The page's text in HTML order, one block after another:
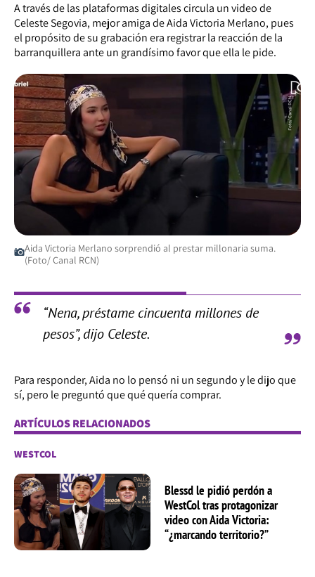
A través de las plataformas digitales circula un video de
Celeste Segovia, mejor amiga de Aida Victoria Merlano, pues
el propósito de su grabación era registrar la reacción de la
barranquillera ante un grandísimo favor que ella le pide.
Aida Victoria Merlano sorprendió al prestar millonaria suma.
(Foto/ Canal RCN)
“Nena, préstame cincuenta millones de
pesos”, dijo Celeste.
Para responder, Aida no lo pensó ni un segundo y le dijo que
sí, pero le preguntó que qué quería comprar.
ARTÍCULOS RELACIONADOS
WESTCOL
Blessd le pidió perdón a
WestCol tras protagonizar
video con Aida Victoria:
“¿marcando territorio?”